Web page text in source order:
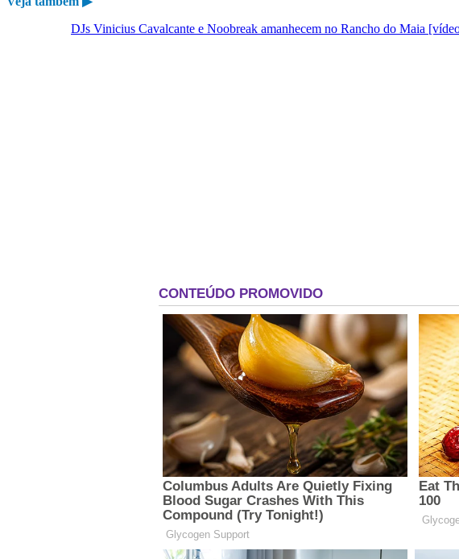
DJs Vinicius Cavalcante e Noobreak amanhecem no Rancho do Maia